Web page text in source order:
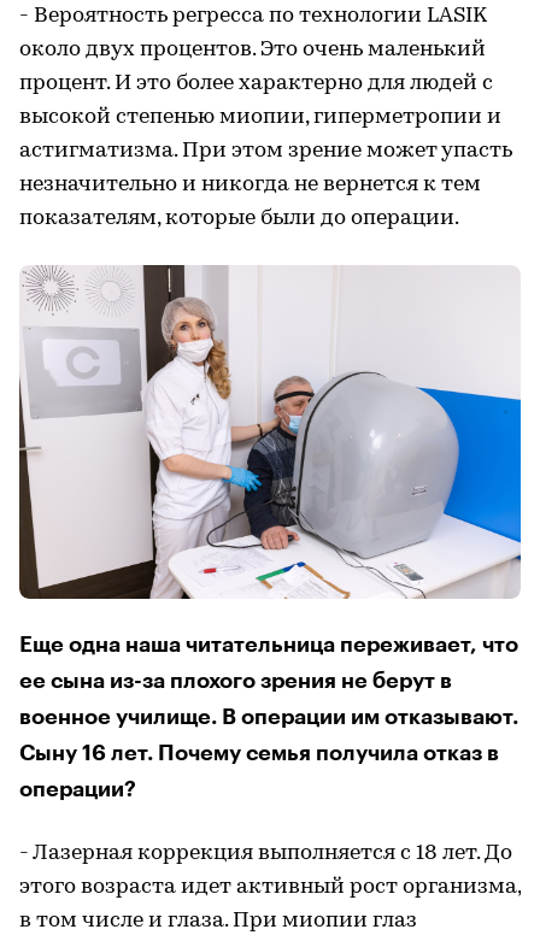
- Вероятность регресса по технологии LASIK
около двух процентов. Это очень маленький
процент. И это более характерно для людей с
высокой степенью миопии, гиперметропии и
астигматизма. При этом зрение может упасть
незначительно и никогда не вернется к тем
показателям, которые были до операции.
Еще одна наша читательница переживает, что
ее сына из-за плохого зрения не берут в
военное училище. В операции им отказывают.
Сыну 16 лет. Почему семья получила отказ в
операции?
- Лазерная коррекция выполняется с 18 лет. До
этого возраста идет активный рост организма,
в том числе и глаза. При миопии глаз